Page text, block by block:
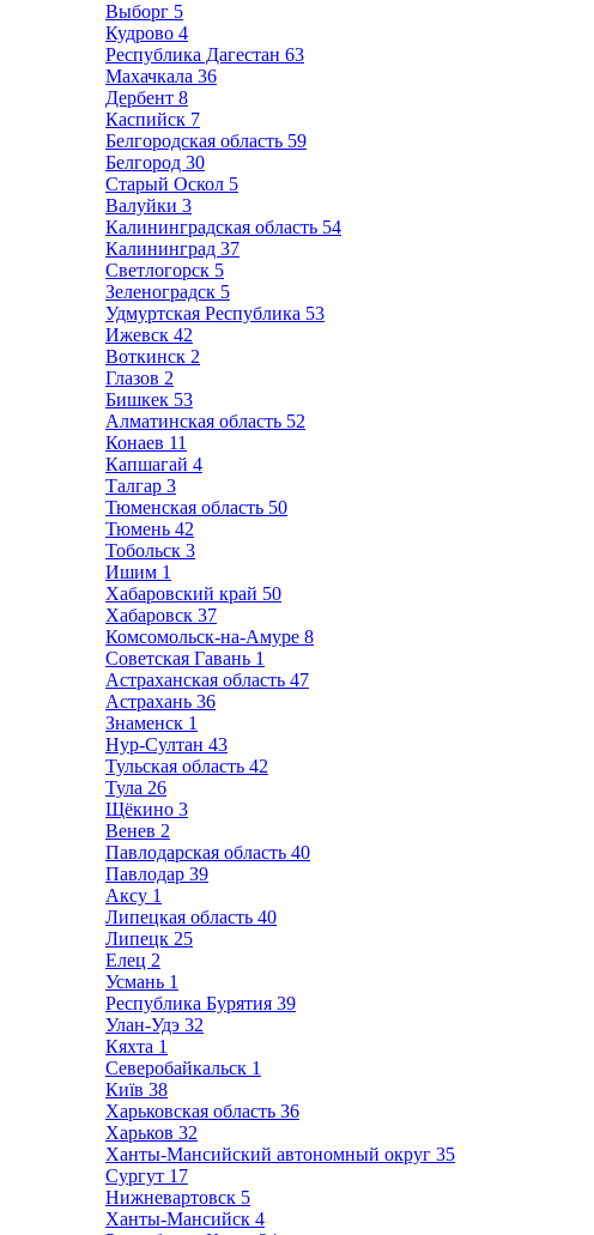
Выборг 5
Кудрово 4
Республика Дагестан 63
Махачкала 36
Дербент 8
Каспийск 7
Белгородская область 59
Белгород 30
Старый Оскол 5
Валуйки 3
Калининградская область 54
Калининград 37
Светлогорск 5
Зеленоградск 5
Удмуртская Республика 53
Ижевск 42
Воткинск 2
Глазов 2
Бишкек 53
Алматинская область 52
Конаев 11
Капшагай 4
Талгар 3
Тюменская область 50
Тюмень 42
Тобольск 3
Ишим 1
Хабаровский край 50
Хабаровск 37
Комсомольск-на-Амуре 8
Советская Гавань 1
Астраханская область 47
Астрахань 36
Знаменск 1
Нур-Султан 43
Тульская область 42
Тула 26
Щёкино 3
Венев 2
Павлодарская область 40
Павлодар 39
Аксу 1
Липецкая область 40
Липецк 25
Елец 2
Усмань 1
Республика Бурятия 39
Улан-Удэ 32
Кяхта 1
Северобайкальск 1
Київ 38
Харьковская область 36
Харьков 32
Ханты-Мансийский автономный округ 35
Сургут 17
Нижневартовск 5
Ханты-Мансийск 4